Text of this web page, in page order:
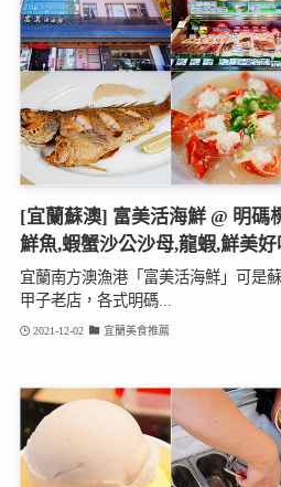
[宜蘭蘇澳] 富美活海鮮 @ 明碼
鮮魚,蝦蟹沙公沙母,龍蝦,鮮美
宜蘭南方澳漁港「富美活海鮮」可是
甲子老店，各式明碼...
2021-12-02 宜蘭美食推薦